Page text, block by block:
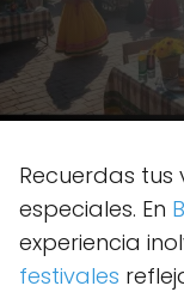
Recuerdas
especiales. En
experiencia
festivales